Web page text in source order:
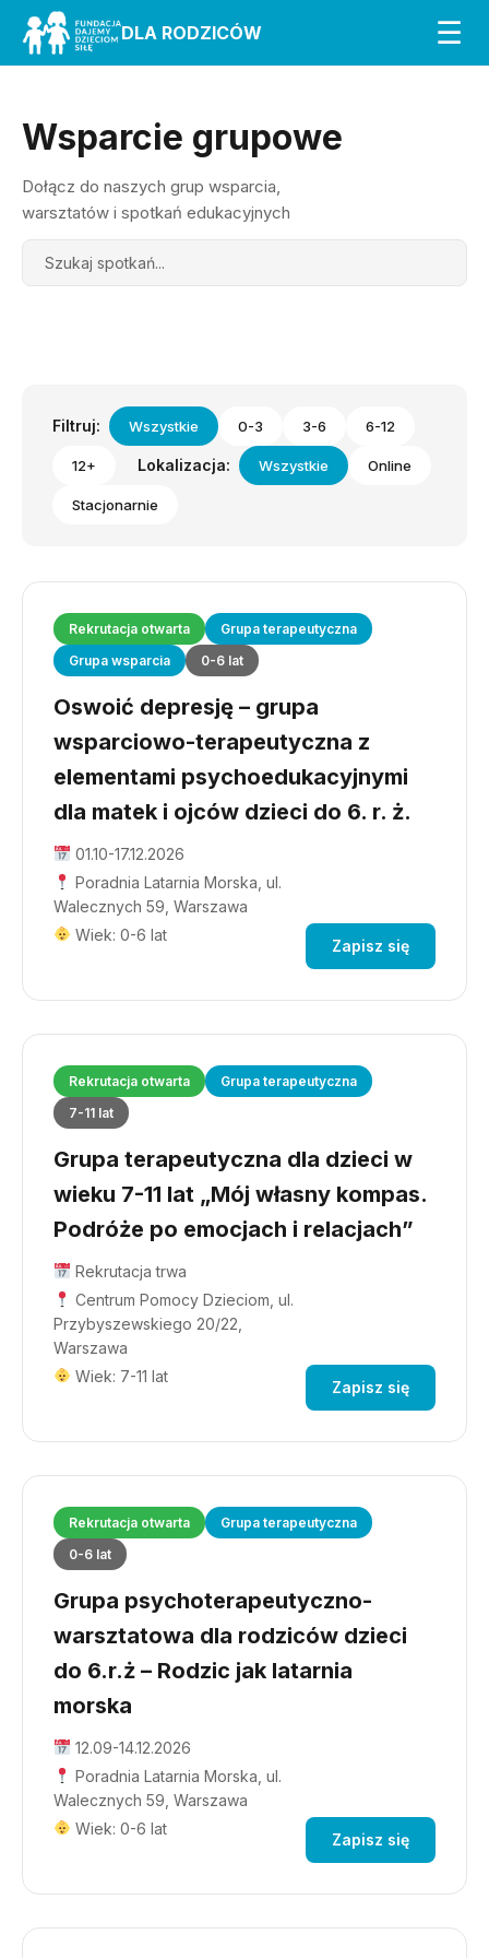
DLA RODZICÓW ☰
Wsparcie grupowe
Dołącz do naszych grup wsparcia,
warsztatów i spotkań edukacyjnych
Search
Filtruj: Wszystkie 0-3 3-6 6-12
12+ Lokalizacja: Wszystkie Online
Stacjonarnie
Rekrutacja otwarta
Grupa terapeutyczna
Grupa wsparcia
0-6 lat
Oswoić depresję – grupa
wsparciowo-terapeutyczna z
elementami psychoedukacyjnymi
dla matek i ojców dzieci do 6. r. ż.
01.10-17.12.2026
Poradnia Latarnia Morska, ul.
Walecznych 59, Warszawa
Wiek: 0-6 lat
Zapisz się
Rekrutacja otwarta
Grupa terapeutyczna
7-11 lat
Grupa terapeutyczna dla dzieci w
wieku 7-11 lat „Mój własny kompas.
Podróże po emocjach i relacjach”
Rekrutacja trwa
Centrum Pomocy Dzieciom, ul.
Przybyszewskiego 20/22,
Warszawa
Wiek: 7-11 lat
Zapisz się
Rekrutacja otwarta
Grupa terapeutyczna
0-6 lat
Grupa psychoterapeutyczno-
warsztatowa dla rodziców dzieci
do 6.r.ż – Rodzic jak latarnia
morska
12.09-14.12.2026
Poradnia Latarnia Morska, ul.
Walecznych 59, Warszawa
Wiek: 0-6 lat
Zapisz się